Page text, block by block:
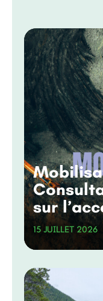
sur
grands
15 JUILLET 2026